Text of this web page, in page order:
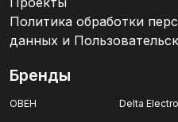
Политика обработки
данных и
Бренды
ОВЕН Delta